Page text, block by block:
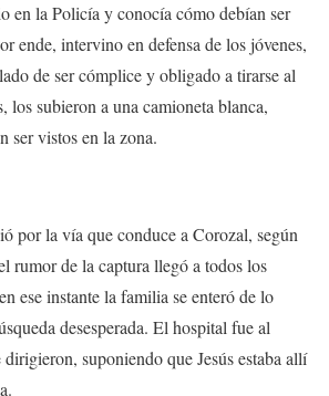
en la Policía y conocía cómo debían ser
ende, intervino en defensa de los jóvenes,
de ser cómplice y obligado a tirarse al
los subieron a una camioneta blanca,
ser vistos en la zona.
por la vía que conduce a Corozal, según
rumor de la captura llegó a todos los
ese instante la familia se enteró de lo
desesperada. El hospital fue al
suponiendo que Jesús estaba allí